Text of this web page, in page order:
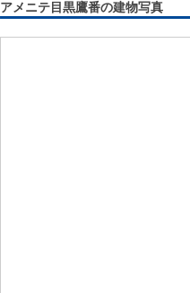
アメニテ目黒鷹番の建物写真